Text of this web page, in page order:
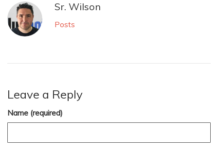
Sr. Wilson
Posts
Leave a Reply
Name (required)